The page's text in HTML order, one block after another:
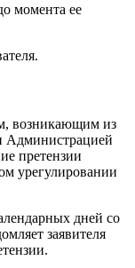
момента ее
возникающим из
Администрацией
претензии
урегулировании
дней со
заявителя